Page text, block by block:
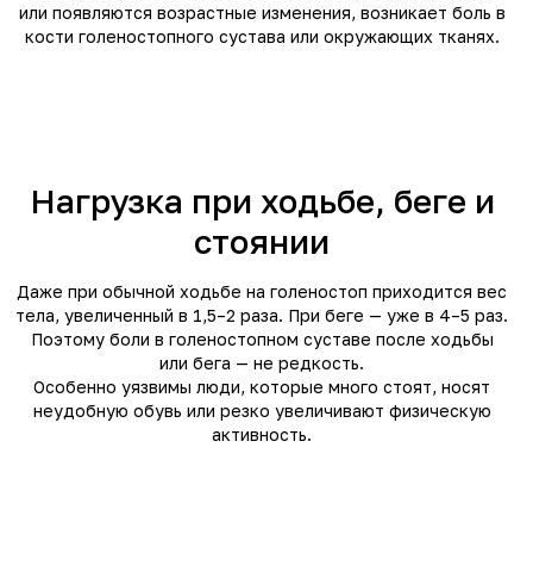
или появляются возрастные изменения, возникает боль в
кости голеностопного сустава или окружающих тканях.
Нагрузка при ходьбе, беге и
стоянии
Даже при обычной ходьбе на голеностоп приходится вес
тела, увеличенный в 1,5–2 раза. При беге — уже в 4–5 раз.
Поэтому боли в голеностопном суставе после ходьбы
или бега — не редкость.
Особенно уязвимы люди, которые много стоят, носят
неудобную обувь или резко увеличивают физическую
активность.